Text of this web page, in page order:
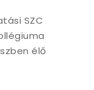
SZC
élő